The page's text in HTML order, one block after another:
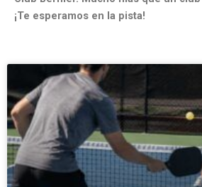
¡Te esperamos en la pista!